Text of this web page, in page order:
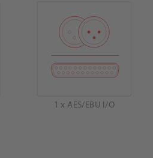
1 x AES/EBU I/O